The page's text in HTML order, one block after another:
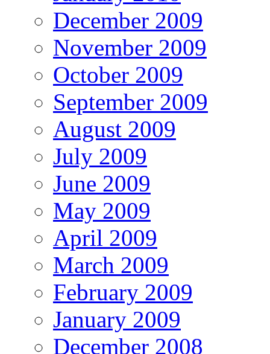
December 2009
November 2009
October 2009
September 2009
August 2009
July 2009
June 2009
May 2009
April 2009
March 2009
February 2009
January 2009
December 2008